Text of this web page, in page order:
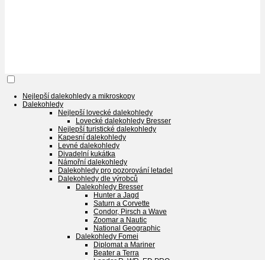
Nejlepší dalekohledy a mikroskopy
Dalekohledy
Nejlepší lovecké dalekohledy
Lovecké dalekohledy Bresser
Nejlepší turistické dalekohledy
Kapesní dalekohledy
Levné dalekohledy
Divadelní kukátka
Námořní dalekohledy
Dalekohledy pro pozorování letadel
Dalekohledy dle výrobců
Dalekohledy Bresser
Hunter a Jagd
Saturn a Corvette
Condor, Pirsch a Wave
Zoomar a Nautic
National Geographic
Dalekohledy Fomei
Diplomat a Mariner
Beater a Terra